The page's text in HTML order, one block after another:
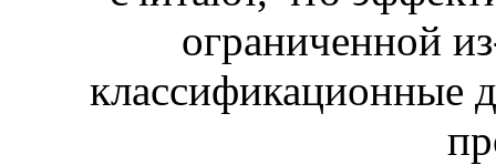
ограниченной
классификационные